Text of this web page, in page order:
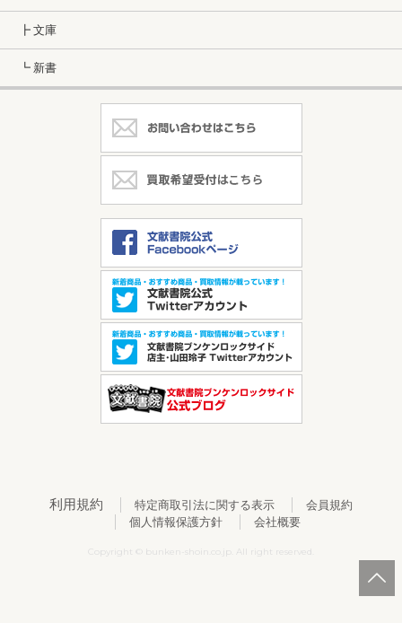
┣ 文庫
┗ 新書
利用規約 特定商取引法に関する表示
会員規約
個人情報保護方針
会社概要
Copyright © bunken-shoin.co.jp. All right reserved.